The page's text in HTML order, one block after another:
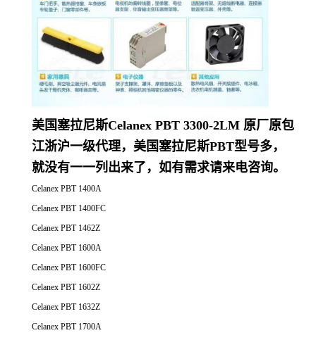
美国塞拉尼斯Celanex PBT 3300-2LM 原厂原包
江浙沪一级代理，美国塞拉尼斯PBT型号多，
就没有一一列出来了，如有需求请来电咨询。
Celanex PBT 1400A
Celanex PBT 1400FC
Celanex PBT 1462Z
Celanex PBT 1600A
Celanex PBT 1600FC
Celanex PBT 1602Z
Celanex PBT 1632Z
Celanex PBT 1700A